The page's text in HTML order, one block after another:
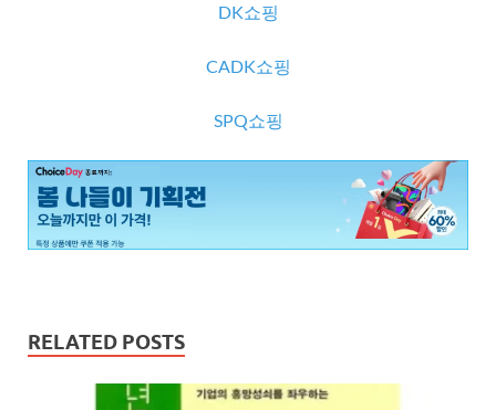
DK쇼핑
CADK쇼핑
SPQ쇼핑
RELATED POSTS